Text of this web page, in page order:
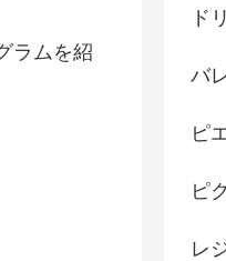
ラムを紹
ド
バ
ピ
ピ
レ